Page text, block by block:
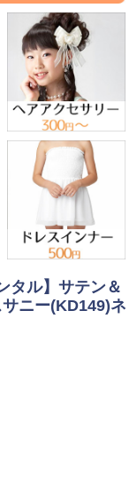
タル】サテン＆
ニー(KD149)ネ